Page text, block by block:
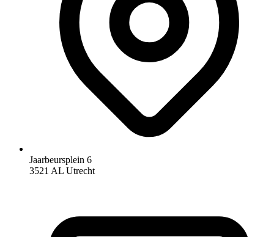
Jaarbeursplein 6
3521 AL Utrecht